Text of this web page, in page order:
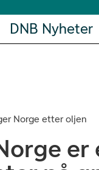
DNB Nyheter
Norge etter oljen